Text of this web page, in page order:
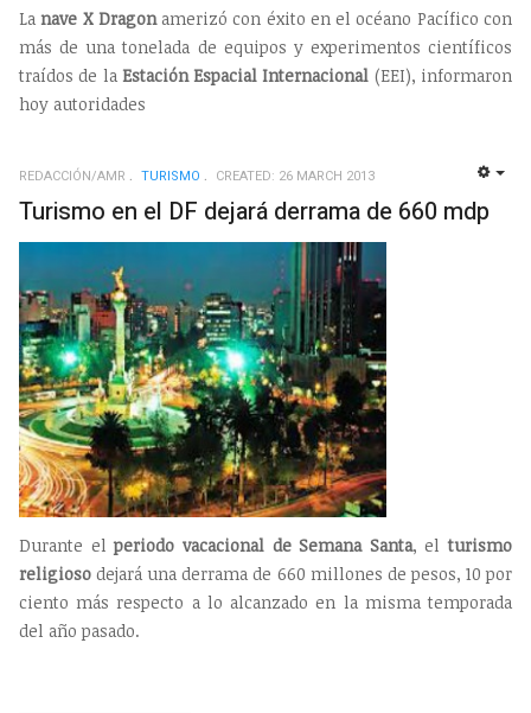
Lanave X Dragonamerizó con éxito en el océano Pacífico con
más de una tonelada de equipos y experimentos científicos
traídos de la Estación Espacial Internacional (EEI), informaron
hoy autoridades
REDACCIÓN/AMR TURISMO CREATED: 26 MARCH 2013
Turismo en el DF dejará derrama de 660 mdp
Durante elperiodo vacacional de Semana Santa, elturismo
religiosodejará una derrama de 660 millones de pesos, 10 por
ciento más respecto a lo alcanzado en la misma temporada
del año pasado.